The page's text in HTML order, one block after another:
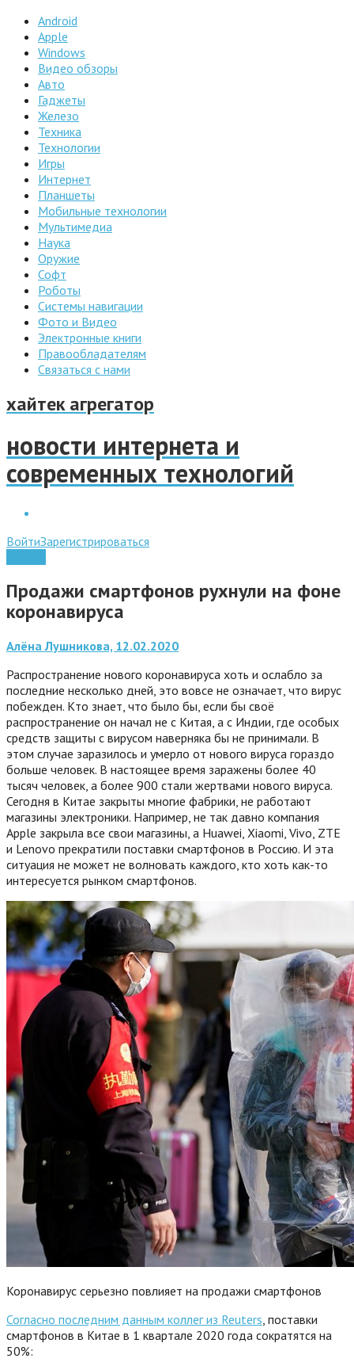
Android
Apple
Windows
Видео обзоры
Авто
Гаджеты
Железо
Техника
Технологии
Игры
Интернет
Планшеты
Мобильные технологии
Мультимедиа
Наука
Оружие
Софт
Роботы
Системы навигации
Фото и Видео
Электронные книги
Правообладателям
Связаться с нами
хайтек агрегатор
новости интернета и
современных технологий
ВойтиЗарегистрироваться
Продажи смартфонов рухнули на фоне
коронавируса
Алёна Лушникова, 12.02.2020
Распространение нового коронавируса хоть и ослабло за
последние несколько дней, это вовсе не означает, что вирус
побежден. Кто знает, что было бы, если бы своё
распространение он начал не с Китая, а с Индии, где особых
средств защиты с вирусом наверняка бы не принимали. В
этом случае заразилось и умерло от нового вируса гораздо
больше человек. В настоящее время заражены более 40
тысяч человек, а более 900 стали жертвами нового вируса.
Сегодня в Китае закрыты многие фабрики, не работают
магазины электроники. Например, не так давно компания
Apple закрыла все свои магазины, а Huawei, Xiaomi, Vivo, ZTE
и Lenovo прекратили поставки смартфонов в Россию. И эта
ситуация не может не волновать каждого, кто хоть как-то
интересуется рынком смартфонов.
Коронавирус серьезно повлияет на продажи смартфонов
Согласно последним данным коллег из Reuters , поставки
смартфонов в Китае в 1 квартале 2020 года сократятся на
50%: